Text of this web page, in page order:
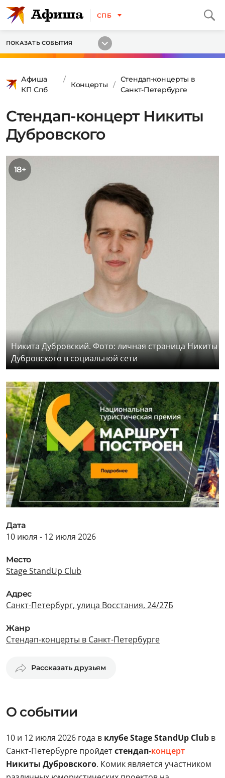
СПБ
ПОКАЗАТЬ СОБЫТИЯ
Афиша
КП Спб
Концерты
Стендап-концерты в
Санкт-Петербурге
Стендап-концерт Никиты
Дубровского
18+
Никита Дубровский. Фото: личная страница Никиты
Дубровского в социальной сети
Дата
10 июля - 12 июля 2026
Место
Stage StandUp Club
Адрес
Санкт-Петербург, улица Восстания, 24/27Б
Жанр
Стендап-концерты в Санкт-Петербурге
Рассказать друзьям
О событии
10 и 12 июля 2026 года в клубе Stage StandUp Club в
Санкт-Петербурге пройдетстендап-концерт
Никиты Дубровского. Комик является участником